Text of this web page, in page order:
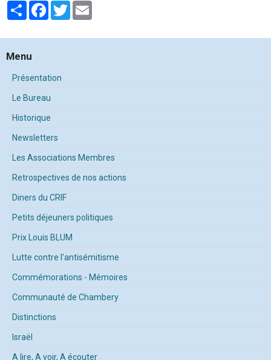
PartagerFacebook
Twitter
Menu
Présentation
Le Bureau
Historique
Newsletters
Les Associations Membres
Retrospectives de nos actions
Diners du CRIF
Petits déjeuners politiques
Prix Louis BLUM
Lutte contre l'antisémitisme
Commémorations - Mémoires
Communauté de Chambery
Distinctions
Israël
A lire, A voir, A écouter